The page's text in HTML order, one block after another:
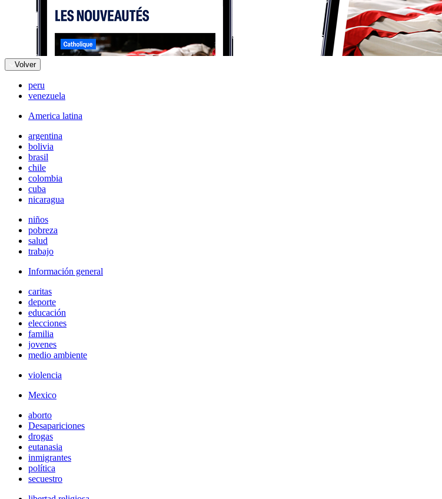
Volver
peru
venezuela
America latina
argentina
bolivia
brasil
chile
colombia
cuba
nicaragua
niños
pobreza
salud
trabajo
Información general
caritas
deporte
educación
elecciones
familia
jovenes
medio ambiente
violencia
Mexico
aborto
Desapariciones
drogas
eutanasia
inmigrantes
política
secuestro